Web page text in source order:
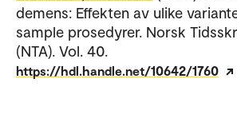
demens: Effekten av ulike
sample prosedyrer. Norsk
(NTA). Vol. 40.
https://hdl.handle.net/10642/1760